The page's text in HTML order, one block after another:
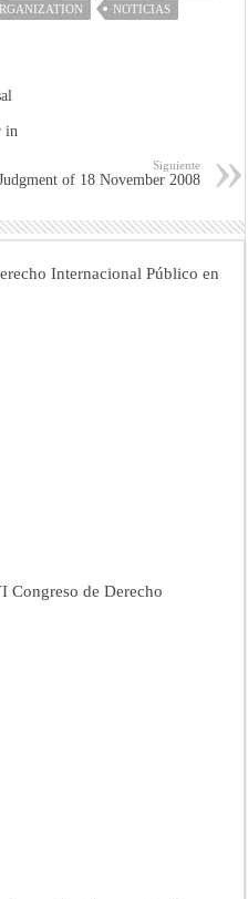
NOTICIAS
in
Siguiente
of 18 November 2008
Internacional Público en
Congreso de Derecho